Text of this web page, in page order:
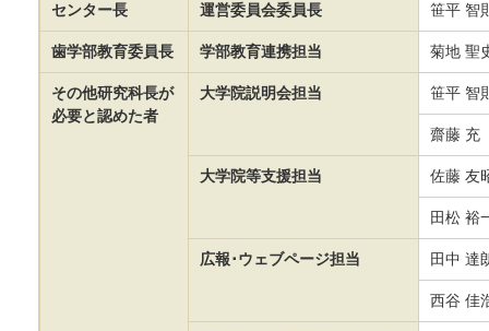
センター長 運営委員会委員長 笹平 智
歯学部教育委員長 学部教育連携担当 菊地 聖
その他研究科長が
必要と認めた者
大学院説明会担当 笹平 智
齋藤 充
大学院等支援担当 佐藤 友
田松 裕
広報･ウェブページ担当 田中 達
西谷 佳